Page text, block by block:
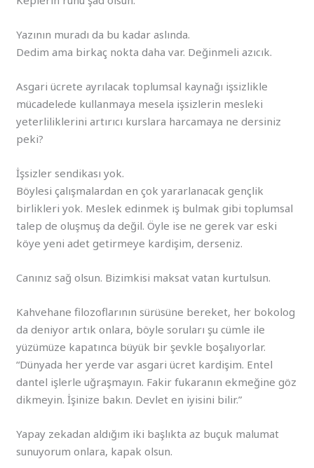
Yazının muradı da bu kadar aslında.
Dedim ama birkaç nokta daha var. Değinmeli azıcık.
Asgari ücrete ayrılacak toplumsal kaynağı işsizlikle
mücadelede kullanmaya mesela işsizlerin mesleki
yeterliliklerini artırıcı kurslara harcamaya ne dersiniz
peki?
İşsizler sendikası yok.
Böylesi çalışmalardan en çok yararlanacak gençlik
birlikleri yok. Meslek edinmek iş bulmak gibi toplumsal
talep de oluşmuş da değil. Öyle ise ne gerek var eski
köye yeni adet getirmeye kardişim, derseniz.
Canınız sağ olsun. Bizimkisi maksat vatan kurtulsun.
Kahvehane filozoflarının sürüsüne bereket, her bokolog
da deniyor artık onlara, böyle soruları şu cümle ile
yüzümüze kapatınca büyük bir şevkle boşalıyorlar.
“Dünyada her yerde var asgari ücret kardişim. Entel
dantel işlerle uğraşmayın. Fakir fukaranın ekmeğine göz
dikmeyin. İşinize bakın. Devlet en iyisini bilir.”
Yapay zekadan aldığım iki başlıkta az buçuk malumat
sunuyorum onlara, kapak olsun.